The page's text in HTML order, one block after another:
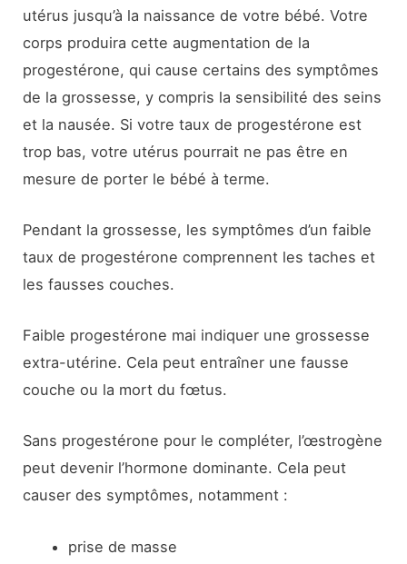
utérus jusqu’à la naissance de votre bébé. Votre
corps produira cette augmentation de la
progestérone, qui cause certains des symptômes
de la grossesse, y compris la sensibilité des seins
et la nausée. Si votre taux de progestérone est
trop bas, votre utérus pourrait ne pas être en
mesure de porter le bébé à terme.
Pendant la grossesse, les symptômes d’un faible
taux de progestérone comprennent les taches et
les fausses couches.
Faible progestérone mai indiquer une grossesse
extra-utérine. Cela peut entraîner une fausse
couche ou la mort du fœtus.
Sans progestérone pour le compléter, l’œstrogène
peut devenir l’hormone dominante. Cela peut
causer des symptômes, notamment :
prise de masse